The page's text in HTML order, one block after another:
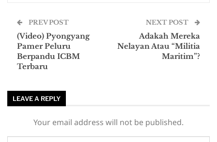
PREV POST
(Video) Pyongyang
Pamer Peluru
Berpandu ICBM
Terbaru
NEXT POST
Adakah Mereka
Nelayan Atau “Militia
Maritim”?
LEAVE A REPLY
Your email address will not be published.